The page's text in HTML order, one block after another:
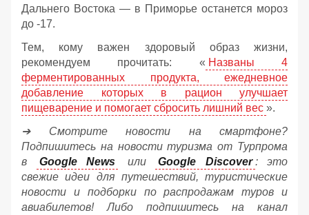
Дальнего Востока — в Приморье останется мороз
до -17.
Тем, кому важен здоровый образ жизни,
рекомендуем прочитать: « Названы 4
ферментированных продукта, ежедневное
добавление которых в рацион улучшает
пищеварение и помогает сбросить лишний вес ».
➔ Смотрите новости на смартфоне?
Подпишитесь на новости туризма от Турпрома
в
Google News или Google Discover : это
свежие идеи для путешествий, туристические
новости и подборки по распродажам туров и
авиабилетов! Либо подпишитесь на канал